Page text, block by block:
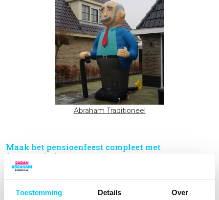
Toestemming Details Over
Abraham Traditioneel
Maak het pensioenfeest compleet met
feestversiering
Een grote Abraham in de tuin trekt direct de aandacht, maar
helemaal af.